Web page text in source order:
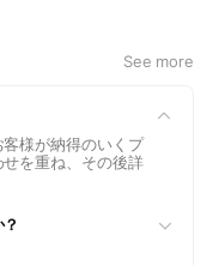
See more
様が納得のいくプ
を重ね、その後詳